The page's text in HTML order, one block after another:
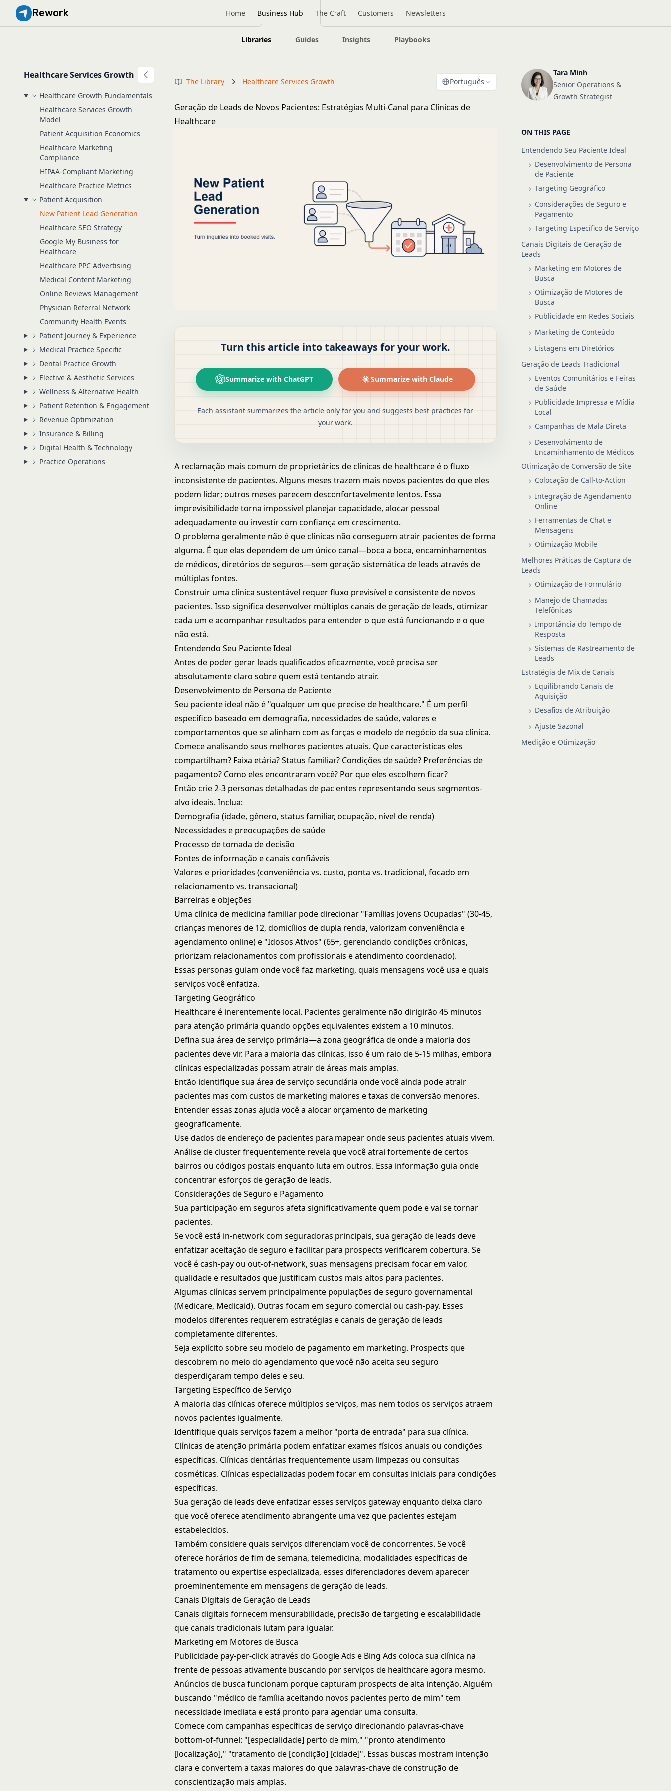
Rework Home Business Hub The Craft Customers Newsletters
Libraries Guides Insights Playbooks
Healthcare Services Growth
Healthcare Growth Fundamentals
Healthcare Services Growth
Model
Patient Acquisition Economics
Healthcare Marketing
Compliance
HIPAA-Compliant Marketing
Healthcare Practice Metrics
Patient Acquisition
New Patient Lead Generation
Healthcare SEO Strategy
Google My Business for
Healthcare
Healthcare PPC Advertising
Medical Content Marketing
Online Reviews Management
Physician Referral Network
Community Health Events
Patient Journey & Experience
Medical Practice Specific
Dental Practice Growth
Elective & Aesthetic Services
Wellness & Alternative Health
Patient Retention & Engagement
Revenue Optimization
Insurance & Billing
Digital Health & Technology
Practice Operations
The Library Healthcare Services Growth Português
Geração de Leads de Novos Pacientes: Estratégias Multi-Canal para Clínicas de
Healthcare
Turn this article into takeaways for your work.
Summarize with ChatGPT Summarize with Claude
Each assistant summarizes the article only for you and suggests best practices for
your work.
A reclamação mais comum de proprietários de clínicas de healthcare é o fluxo
inconsistente de pacientes. Alguns meses trazem mais novos pacientes do que eles
podem lidar; outros meses parecem desconfortavelmente lentos. Essa
imprevisibilidade torna impossível planejar capacidade, alocar pessoal
adequadamente ou investir com confiança em crescimento.
O problema geralmente não é que clínicas não conseguem atrair pacientes de forma
alguma. É que elas dependem de um único canal—boca a boca, encaminhamentos
de médicos, diretórios de seguros—sem geração sistemática de leads através de
múltiplas fontes.
Construir uma clínica sustentável requer fluxo previsível e consistente de novos
pacientes. Isso significa desenvolver múltiplos canais de geração de leads, otimizar
cada um e acompanhar resultados para entender o que está funcionando e o que
não está.
Entendendo Seu Paciente Ideal
Antes de poder gerar leads qualificados eficazmente, você precisa ser
absolutamente claro sobre quem está tentando atrair.
Desenvolvimento de Persona de Paciente
Seu paciente ideal não é "qualquer um que precise de healthcare." É um perfil
específico baseado em demografia, necessidades de saúde, valores e
comportamentos que se alinham com as forças e modelo de negócio da sua clínica.
Comece analisando seus melhores pacientes atuais. Que características eles
compartilham? Faixa etária? Status familiar? Condições de saúde? Preferências de
pagamento? Como eles encontraram você? Por que eles escolhem ficar?
Então crie 2-3 personas detalhadas de pacientes representando seus segmentos-
alvo ideais. Inclua:
Demografia (idade, gênero, status familiar, ocupação, nível de renda)
Necessidades e preocupações de saúde
Processo de tomada de decisão
Fontes de informação e canais confiáveis
Valores e prioridades (conveniência vs. custo, ponta vs. tradicional, focado em
relacionamento vs. transacional)
Barreiras e objeções
Uma clínica de medicina familiar pode direcionar "Famílias Jovens Ocupadas" (30-45,
crianças menores de 12, domicílios de dupla renda, valorizam conveniência e
agendamento online) e "Idosos Ativos" (65+, gerenciando condições crônicas,
priorizam relacionamentos com profissionais e atendimento coordenado).
Essas personas guiam onde você faz marketing, quais mensagens você usa e quais
serviços você enfatiza.
Targeting Geográfico
Healthcare é inerentemente local. Pacientes geralmente não dirigirão 45 minutos
para atenção primária quando opções equivalentes existem a 10 minutos.
Defina sua área de serviço primária—a zona geográfica de onde a maioria dos
pacientes deve vir. Para a maioria das clínicas, isso é um raio de 5-15 milhas, embora
clínicas especializadas possam atrair de áreas mais amplas.
Então identifique sua área de serviço secundária onde você ainda pode atrair
pacientes mas com custos de marketing maiores e taxas de conversão menores.
Entender essas zonas ajuda você a alocar orçamento de marketing
geograficamente.
Use dados de endereço de pacientes para mapear onde seus pacientes atuais vivem.
Análise de cluster frequentemente revela que você atrai fortemente de certos
bairros ou códigos postais enquanto luta em outros. Essa informação guia onde
concentrar esforços de geração de leads.
Considerações de Seguro e Pagamento
Sua participação em seguros afeta significativamente quem pode e vai se tornar
pacientes.
Se você está in-network com seguradoras principais, sua geração de leads deve
enfatizar aceitação de seguro e facilitar para prospects verificarem cobertura. Se
você é cash-pay ou out-of-network, suas mensagens precisam focar em valor,
qualidade e resultados que justificam custos mais altos para pacientes.
Algumas clínicas servem principalmente populações de seguro governamental
(Medicare, Medicaid). Outras focam em seguro comercial ou cash-pay. Esses
modelos diferentes requerem estratégias e canais de geração de leads
completamente diferentes.
Seja explícito sobre seu modelo de pagamento em marketing. Prospects que
descobrem no meio do agendamento que você não aceita seu seguro
desperdiçaram tempo deles e seu.
Targeting Específico de Serviço
A maioria das clínicas oferece múltiplos serviços, mas nem todos os serviços atraem
novos pacientes igualmente.
Identifique quais serviços fazem a melhor "porta de entrada" para sua clínica.
Clínicas de atenção primária podem enfatizar exames físicos anuais ou condições
específicas. Clínicas dentárias frequentemente usam limpezas ou consultas
cosméticas. Clínicas especializadas podem focar em consultas iniciais para condições
específicas.
Sua geração de leads deve enfatizar esses serviços gateway enquanto deixa claro
que você oferece atendimento abrangente uma vez que pacientes estejam
estabelecidos.
Também considere quais serviços diferenciam você de concorrentes. Se você
oferece horários de fim de semana, telemedicina, modalidades específicas de
tratamento ou expertise especializada, esses diferenciadores devem aparecer
proeminentemente em mensagens de geração de leads.
Canais Digitais de Geração de Leads
Canais digitais fornecem mensurabilidade, precisão de targeting e escalabilidade
que canais tradicionais lutam para igualar.
Marketing em Motores de Busca
Publicidade pay-per-click através do Google Ads e Bing Ads coloca sua clínica na
frente de pessoas ativamente buscando por serviços de healthcare agora mesmo.
Anúncios de busca funcionam porque capturam prospects de alta intenção. Alguém
buscando "médico de família aceitando novos pacientes perto de mim" tem
necessidade imediata e está pronto para agendar uma consulta.
Comece com campanhas específicas de serviço direcionando palavras-chave
bottom-of-funnel: "[especialidade] perto de mim," "pronto atendimento
[localização]," "tratamento de [condição] [cidade]". Essas buscas mostram intenção
clara e convertem a taxas maiores do que palavras-chave de construção de
conscientização mais amplas.
Tara Minh
Senior Operations &
Growth Strategist
ON THIS PAGE
Entendendo Seu Paciente Ideal
Desenvolvimento de Persona
de Paciente
Targeting Geográfico
Considerações de Seguro e
Pagamento
Targeting Específico de Serviço
Canais Digitais de Geração de
Leads
Marketing em Motores de
Busca
Otimização de Motores de
Busca
Publicidade em Redes Sociais
Marketing de Conteúdo
Listagens em Diretórios
Geração de Leads Tradicional
Eventos Comunitários e Feiras
de Saúde
Publicidade Impressa e Mídia
Local
Campanhas de Mala Direta
Desenvolvimento de
Encaminhamento de Médicos
Otimização de Conversão de Site
Colocação de Call-to-Action
Integração de Agendamento
Online
Ferramentas de Chat e
Mensagens
Otimização Mobile
Melhores Práticas de Captura de
Leads
Otimização de Formulário
Manejo de Chamadas
Telefônicas
Importância do Tempo de
Resposta
Sistemas de Rastreamento de
Leads
Estratégia de Mix de Canais
Equilibrando Canais de
Aquisição
Desafios de Atribuição
Ajuste Sazonal
Medição e Otimização